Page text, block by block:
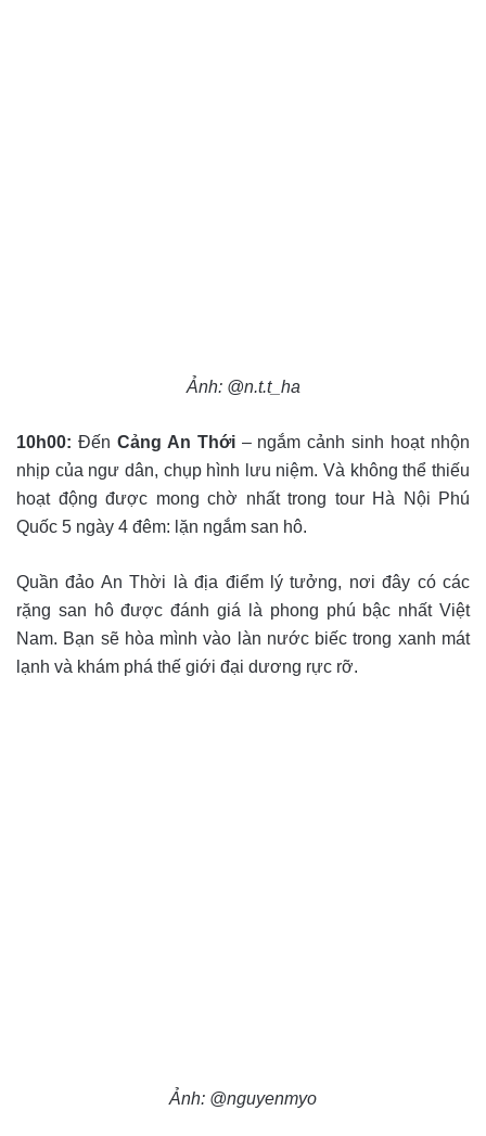
Ảnh: @n.t.t_ha
10h00: Đến Cảng An Thới– ngắm cảnh sinh hoạt nhộn
nhịp của ngư dân, chụp hình lưu niệm. Và không thể thiếu
hoạt động được mong chờ nhất trong tour Hà Nội Phú
Quốc 5 ngày 4 đêm: lặn ngắm san hô.
Quần đảo An Thời là địa điểm lý tưởng, nơi đây có các
rặng san hô được đánh giá là phong phú bậc nhất Việt
Nam. Bạn sẽ hòa mình vào làn nước biếc trong xanh mát
lạnh và khám phá thế giới đại dương rực rỡ.
Ảnh: @nguyenmyo